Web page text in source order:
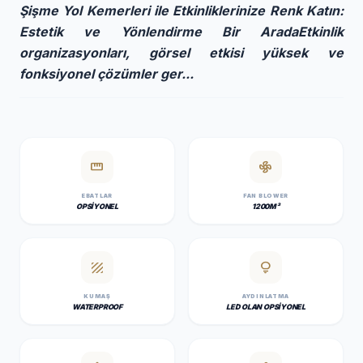
Şişme Yol Kemerleri ile Etkinliklerinize Renk Katın:
Estetik ve Yönlendirme Bir AradaEtkinlik
organizasyonları, görsel etkisi yüksek ve
fonksiyonel çözümler ger...
straighten
EBATLAR
OPSIYONEL
mode_fan
FAN BLOWER
1200M³
texture
KUMAŞ
WATERPROOF
lightbulb
AYDINLATMA
LED OLAN OPSIYONEL